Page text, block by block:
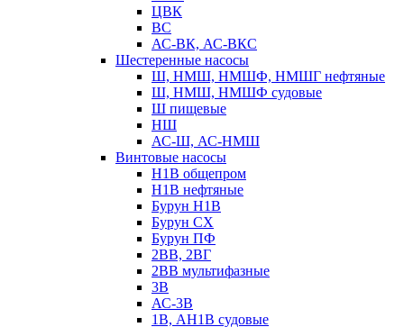
ЦВК
ВС
АС-ВК, АС-ВКС
Шестеренные насосы
Ш, НМШ, НМШФ, НМШГ нефтяные
Ш, НМШ, НМШФ судовые
Ш пищевые
НШ
АС-Ш, АС-НМШ
Винтовые насосы
Н1В общепром
Н1В нефтяные
Бурун Н1В
Бурун СХ
Бурун ПФ
2ВВ, 2ВГ
2ВВ мультифазные
3В
АС-3В
1В, АН1В судовые